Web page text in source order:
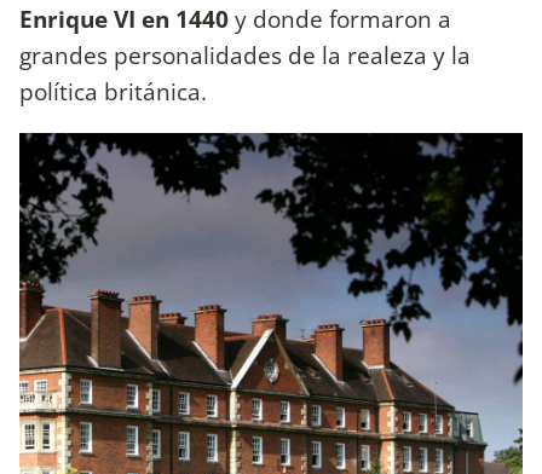
Enrique VI en 1440y donde formaron a
grandes personalidades de la realeza y la
política británica.